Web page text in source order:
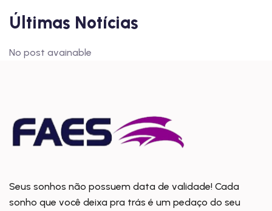
Últimas Notícias
No post avainable
Seus sonhos não possuem data de validade! Cada
sonho que você deixa pra trás é um pedaço do seu